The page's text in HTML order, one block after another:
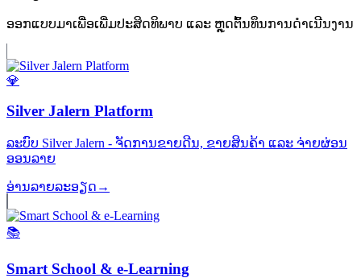
ອອກແບບມາເພື່ອເພີ່ມປະສິດທິພາບ ແລະ ຫຼຸດຕົ້ນທຶນການດຳເນີນງານ
💎
Silver Jalern Platform
ລະບົບ Silver Jalern - ຈັດການຂາຍດີນ, ຂາຍສິນຄ້າ ແລະ ຈ່າຍຜ່ອນ
ອອນລາຍ
ອ່ານລາຍລະອຽດ →
📚
Smart School & e-Learning